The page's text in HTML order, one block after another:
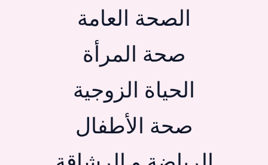
الصحة العامة
صحة المرأة
الحياة الزوجية
صحة الأطفال